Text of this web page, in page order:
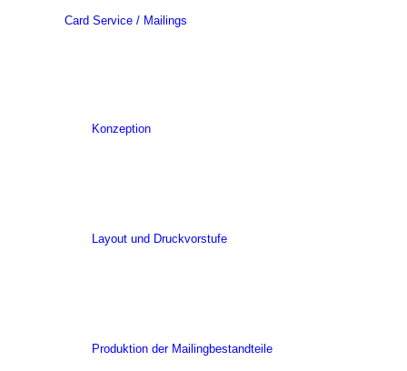
Card Service / Mailings
Konzeption
Layout und Druckvorstufe
Produktion der Mailingbestandteile